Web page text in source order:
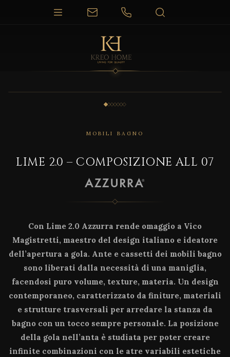
MOBILI BAGNO
LIME 2.0 – COMPOSIZIONE ALL 07
Con Lime 2.0 Azzurra rende omaggio a Vico
Magistretti, maestro del design italiano e ideatore
dell’apertura a gola. Ante e cassetti dei mobili bagno
sono liberati dalla necessità di una maniglia,
facendosi puro volume, texture, materia. Un design
contemporaneo, caratterizzato da finiture, materiali
e strutture trasversali per arredare la stanza da
bagno con un tocco sempre personale. La posizione
della gola nell’anta è studiata per poter creare
infinite combinazioni con le atre variabili estetiche